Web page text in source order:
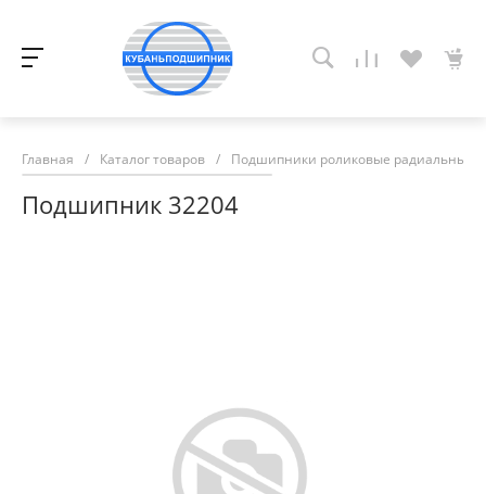
Главная / Каталог товаров / Подшипники роликовые радиальные
Подшипник 32204